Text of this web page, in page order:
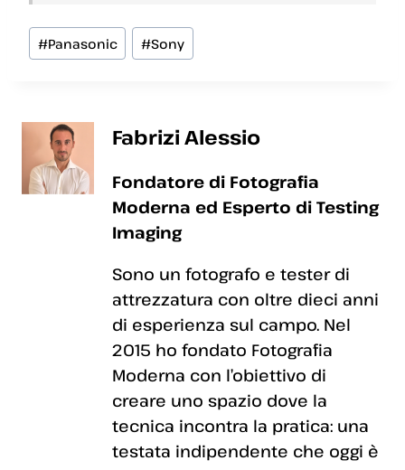
Tag
articolo:
#Panasonic #Sony
Fabrizi Alessio
Fondatore di Fotografia
Moderna ed Esperto di Testing
Imaging
Sono un fotografo e tester di
attrezzatura con oltre dieci anni
di esperienza sul campo. Nel
2015 ho fondato Fotografia
Moderna con l’obiettivo di
creare uno spazio dove la
tecnica incontra la pratica: una
testata indipendente che oggi è